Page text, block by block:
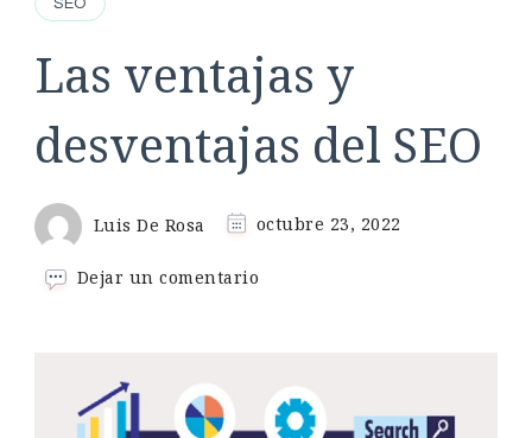
Las ventajas y
desventajas del SEO
Luis De Rosa octubre 23, 2022
Dejar un comentario
del
SEO